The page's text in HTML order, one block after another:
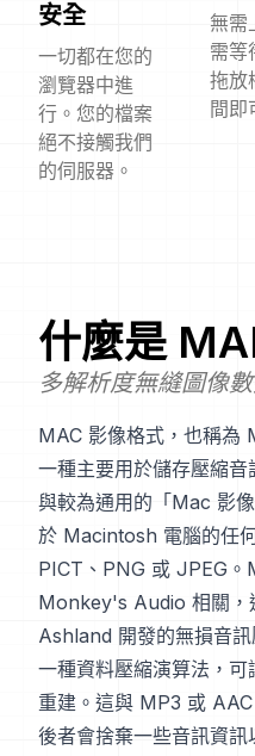
安全
一切都在您的
瀏覽器中進
行。您的檔案
絕不接觸我們
的伺服器。
無需
需等
拖放
間即
什麼是
多解析度無縫圖像
MAC 影像格式，也稱
一種主要用於儲存壓縮
與較為通用的「Mac 影
於 Macintosh 電腦的任
PICT、PNG 或 JPEG。
Monkey's Audio 相關，
Ashland 開發的無損音
一種資料壓縮演算法，
重建。這與 MP3 或
後者會捨棄一些音訊資